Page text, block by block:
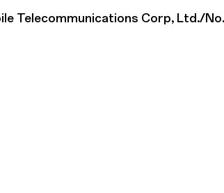
Telecommunications Corp, Ltd./